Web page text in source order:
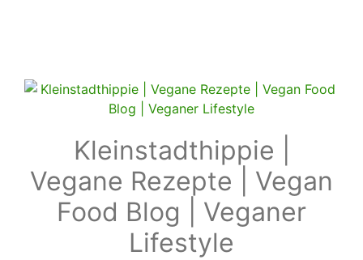
Kleinstadthippie |
Vegane Rezepte | Vegan
Food Blog | Veganer
Lifestyle